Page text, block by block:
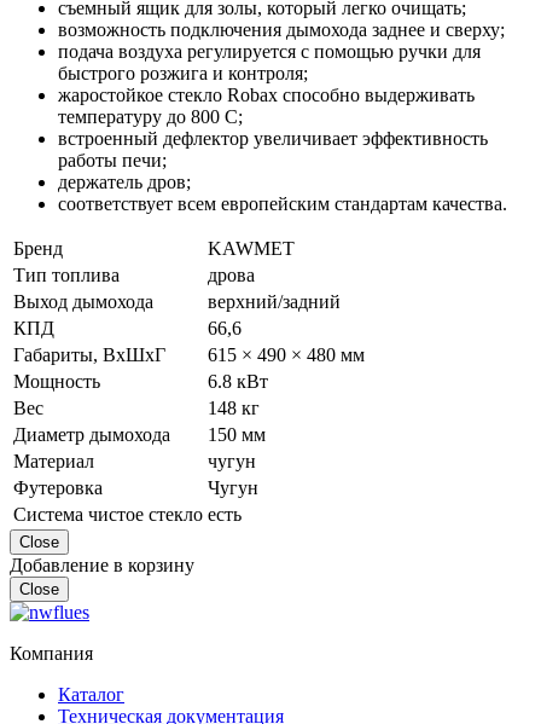
съемный ящик для золы, который легко очищать;
возможность подключения дымохода заднее и сверху;
подача воздуха регулируется с помощью ручки для
быстрого розжига и контроля;
жаростойкое стекло Robax способно выдерживать
температуру до 800 С;
встроенный дефлектор увеличивает эффективность
работы печи;
держатель дров;
соответствует всем европейским стандартам качества.
Бренд
KAWMET
Тип топлива
дрова
Выход дымохода
верхний/задний
КПД
66,6
Габариты, ВхШхГ
615 × 490 × 480 мм
Мощность
6.8 кВт
Вес
148 кг
Диаметр дымохода
150 мм
Материал
чугун
Футеровка
Чугун
Система чистое стекло есть
Close
Добавление в корзину
Close
Компания
Каталог
Техническая документация